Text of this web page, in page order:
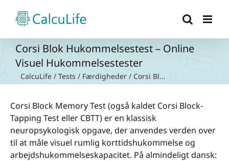
content
Corsi Blok Hukommelsestest – Online
Visuel Hukommelsestester
CalcuLife / Tests / Færdigheder / Corsi Bl...
Corsi Block Memory Test (også kaldet Corsi Block-
Tapping Test eller CBTT) er en klassisk
neuropsykologisk opgave, der anvendes verden over
til at måle visuel rumlig korttidshukommelse og
arbejdshukommelseskapacitet. På almindeligt dansk: